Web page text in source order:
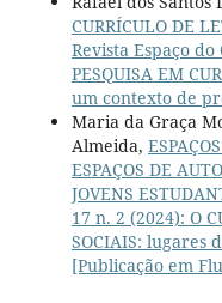
CURRÍCULO DE
Revista Espaço
PESQUISA EM
um contexto de
Maria da Graça
Almeida,
ESPAÇOS DE
JOVENS
17 n. 2 (2024): O
SOCIAIS: lugares
[Publicação em